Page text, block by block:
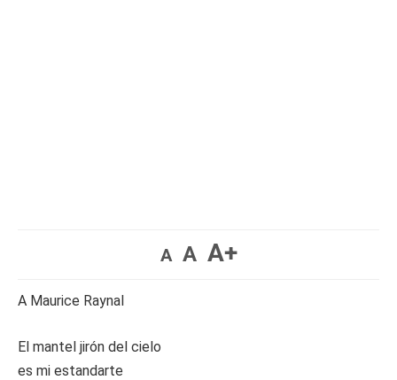
A A A+
A Maurice Raynal
El mantel jirón del cielo
es mi estandarte